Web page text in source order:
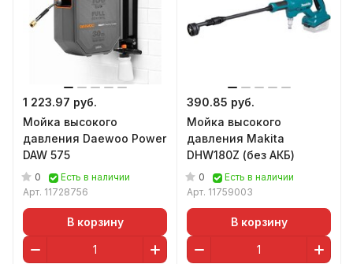
1 223.97 руб.
Мойка высокого
давления Daewoo Power
DAW 575
0
Есть в наличии
Арт. 11728756
В корзину
390.85 руб.
Мойка высокого
давления Makita
DHW180Z (без АКБ)
0
Есть в наличии
Арт. 11759003
В корзину